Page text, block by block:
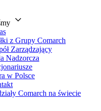
z Grupy Comarch
Zarządzający
Nadzorcza
w Polsce
Comarch na świecie